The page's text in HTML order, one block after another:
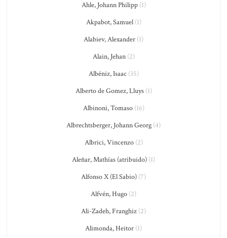
Ahle, Johann Philipp(1)
Akpabot, Samuel(1)
Alabiev, Alexander (1)
Alain, Jehan(2)
Albéniz, Isaac (35)
Alberto de Gomez, Lluys(1)
Albinoni, Tomaso(16)
Albrechtsberger, Johann Georg (4)
Albrici, Vincenzo(2)
Aleñar, Mathías (atribuido) (1)
Alfonso X (El Sabio) (7)
Alfvén, Hugo (2)
Ali-Zadeh, Franghiz (2)
Alimonda, Heitor (1)